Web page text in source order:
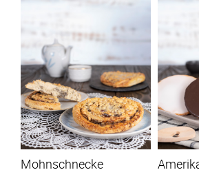
Mohnschnecke